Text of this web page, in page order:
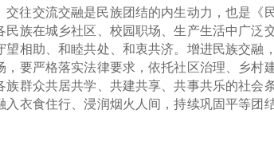
往交流交融是民族团结的内生动力，也是《
族在城乡社区、校园职场、生产生活中广泛
相助、和睦共处、和衷共济。增进民族交融
要严格落实法律要求，依托社区治理、乡村
群众共居共学、共建共享、共事共乐的社会
衣食住行、浸润烟火人间，持续巩固平等团